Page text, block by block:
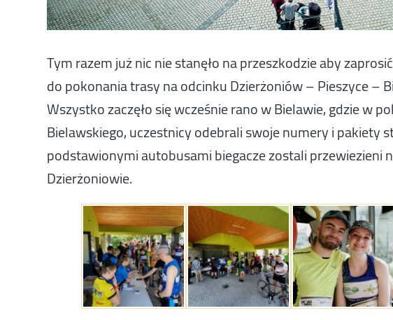
Tym razem już nic nie stanęło na przeszkodzie aby
do pokonania trasy na odcinku Dzierżoniów – Pieszyce –
Wszystko zaczęło się wcześnie rano w Bielawie, gdzie w
Bielawskiego, uczestnicy odebrali swoje numery i pakiety
podstawionymi autobusami biegacze zostali przewiezieni
Dzierżoniowie.